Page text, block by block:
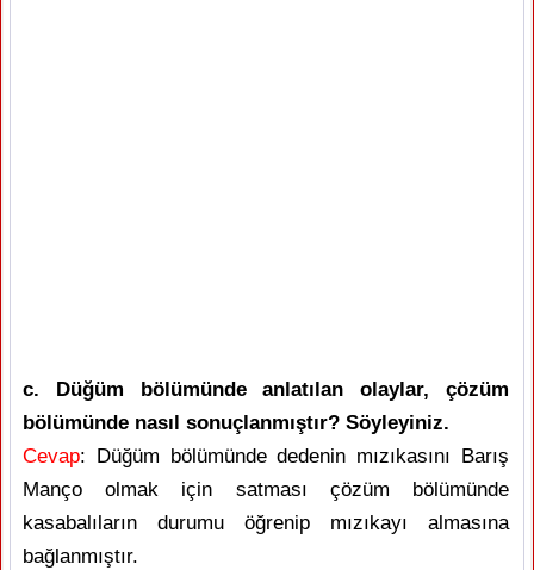
c. Düğüm bölümünde anlatılan olaylar, çözüm
bölümünde nasıl sonuçlanmıştır? Söyleyiniz.
Cevap: Düğüm bölümünde dedenin mızıkasını Barış
Manço olmak için satması çözüm bölümünde
kasabalıların durumu öğrenip mızıkayı almasına
bağlanmıştır.